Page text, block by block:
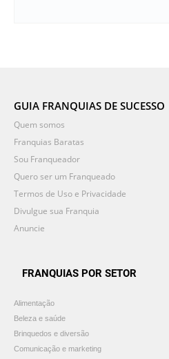
GUIA FRANQUIAS DE SUCESSO
Quem somos
Franquias Baratas
Sou Franqueador
Quero ser um Franqueado
Termos de Uso e Privacidade
Divulgue sua Franquia
Anuncie
FRANQUIAS POR SETOR
Alimentação
Beleza e saúde
Brinquedos e diversão
Comunicação e marketing